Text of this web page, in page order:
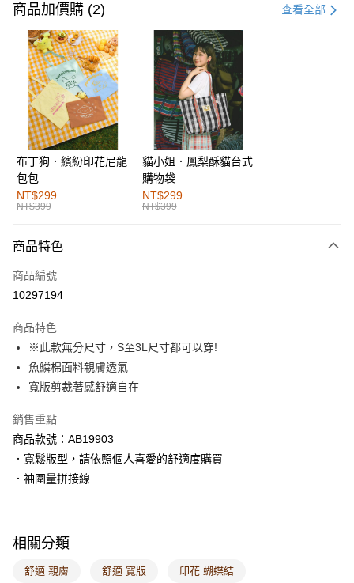
信用卡一次付款
購物金
超商取貨付款
LINE Pay
街口支付
運送方式
全家取貨付款
每筆NT$60，滿NT$1,000(含以上)免運費
付款後全家取貨
萊爾富取貨付款
付款後萊爾富取貨
每筆NT$60，滿NT$1,000(含以上)免運費
7-11取貨付款
每筆NT$60，滿NT$1,000(含以上)免運費
付款後7-11取貨
每筆NT$60，滿NT$1,000(含以上)免運費
付款後門市自取
每筆NT$60，滿NT$1,000(含以上)免運費
商品加價購 (2) 查看全部
布丁狗．繽紛印花尼龍
包包
NT$299
NT$399
貓小姐．鳳梨酥貓台式
購物袋
NT$299
NT$399
商品特色
商品編號
10297194
商品特色
※此款無分尺寸，S至3L尺寸都可以穿!
魚鱗棉面料親膚透氣
寬版剪裁著感舒適自在
銷售重點
商品款號：AB19903
．寬鬆版型，請依照個人喜愛的舒適度購買
．袖圍量拼接線
相關分類
舒適 親膚 舒適 寬版 印花 蝴蝶結